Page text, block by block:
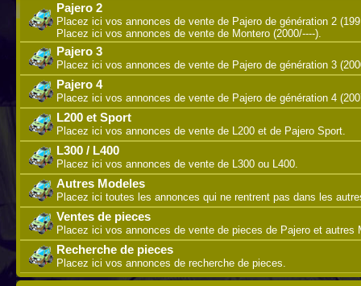
Pajero 2
Placez ici vos annonces de vente de Pajero de génération 2
Placez ici vos annonces de vente de Montero (2000/----).
Pajero 3
Placez ici vos annonces de vente de Pajero de génération 3
Pajero 4
Placez ici vos annonces de vente de Pajero de génération 4
L200 et Sport
Placez ici vos annonces de vente de L200 et de Pajero Sport.
L300 / L400
Placez ici vos annonces de vente de L300 ou L400.
Autres Modeles
Placez ici toutes les annonces qui ne rentrent pas dans les
Ventes de pieces
Placez ici vos annonces de vente de pieces de Pajero et autres
Recherche de pieces
Placez ici vos annonces de recherche de pieces.